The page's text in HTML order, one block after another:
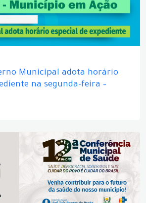
Municipal adota horário
na segunda-feira –